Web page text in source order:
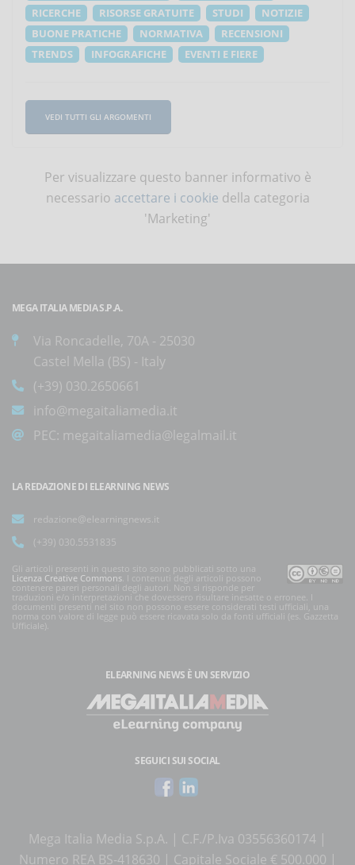
RICERCHE
RISORSE GRATUITE STUDI
NOTIZIE
BUONE PRATICHE
NORMATIVA
RECENSIONI
TRENDS
INFOGRAFICHE EVENTI E FIERE
VEDI TUTTI GLI ARGOMENTI
Per visualizzare questo banner informativo è
necessario accettare i cookie della categoria
'Marketing'
MEGA ITALIA MEDIA S.P.A.
Via Roncadelle, 70A - 25030
Castel Mella (BS) - Italy
(+39) 030.2650661
info@megaitaliamedia.it
PEC: megaitaliamedia@legalmail.it
LA REDAZIONE DI ELEARNING NEWS
redazione@elearningnews.it
(+39) 030.5531835
Gli articoli presenti in questo sito sono pubblicati sotto una
Licenza Creative Commons . I contenuti degli articoli possono
contenere pareri personali degli autori. Non si risponde per
traduzioni e/o interpretazioni che dovessero risultare inesatte o erronee. I
documenti presenti nel sito non possono essere considerati testi ufficiali, una
norma con valore di legge può essere ricavata solo da fonti ufficiali (es. Gazzetta
Ufficiale).
ELEARNING NEWS È UN SERVIZIO
SEGUICI SUI SOCIAL
Mega Italia Media S.p.A. | C.F./P.Iva 03556360174 |
Numero REA BS-418630 | Capitale Sociale € 500.000 |